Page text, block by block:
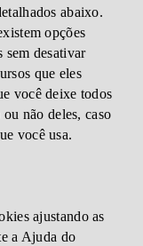
abaixo.
opções
sem desativar
que eles
você deixe todos
não deles, caso
você usa.
ajustando as
a Ajuda do